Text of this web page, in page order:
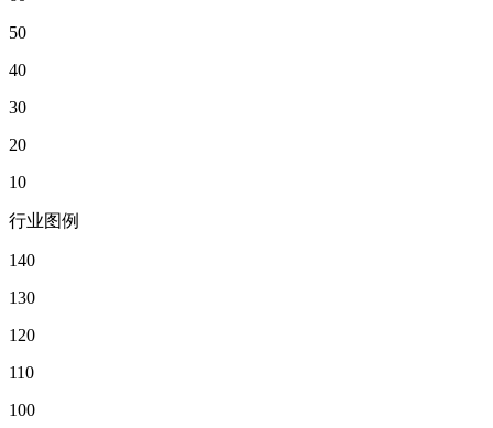
50
40
30
20
10
行业图例
140
130
120
110
100